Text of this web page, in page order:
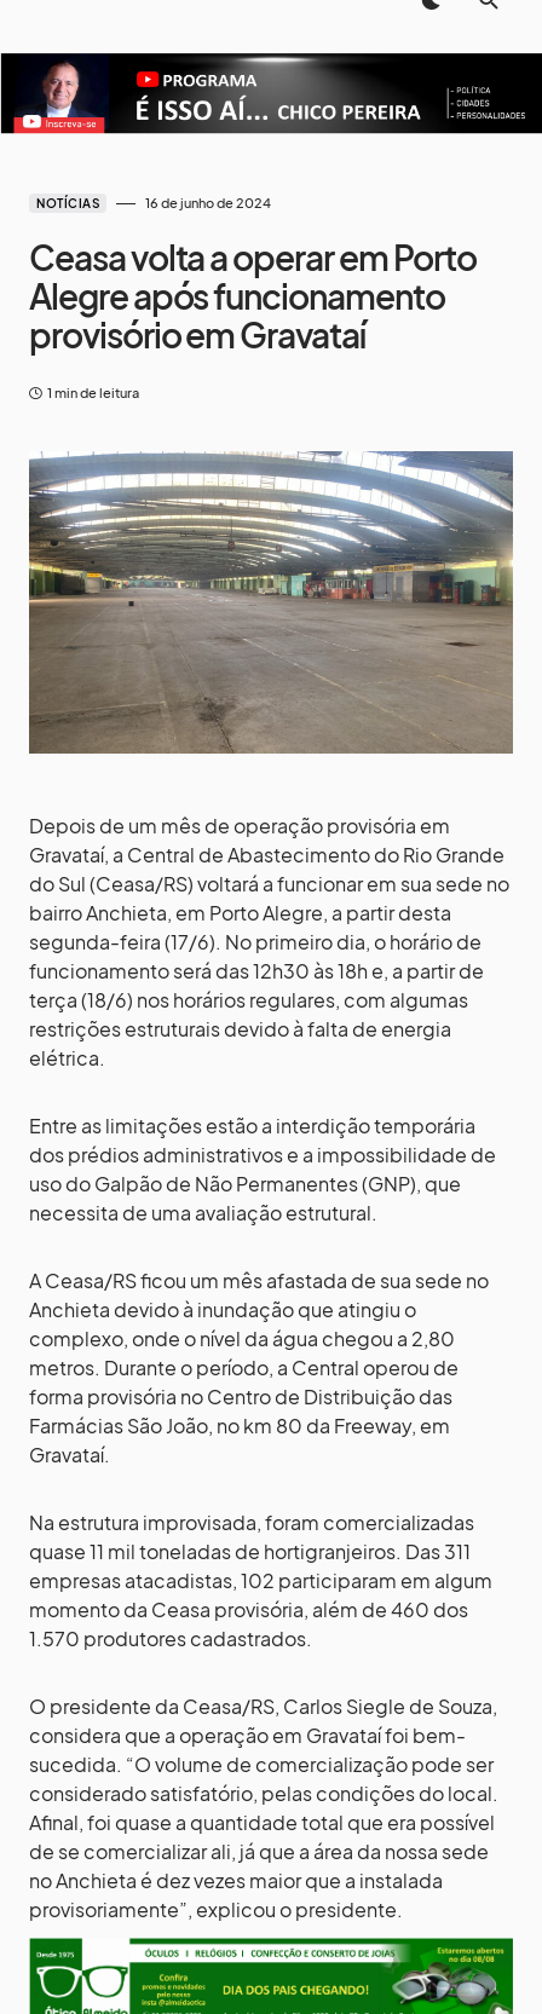
NOTÍCIAS 16 de junho de 2024
Ceasa volta a operar em Porto
Alegre após funcionamento
provisório em Gravataí
1 min de leitura
Depois de um mês de operação provisória em
Gravataí, a Central de Abastecimento do Rio Grande
do Sul (Ceasa/RS) voltará a funcionar em sua sede no
bairro Anchieta, em Porto Alegre, a partir desta
segunda-feira (17/6). No primeiro dia, o horário de
funcionamento será das 12h30 às 18h e, a partir de
terça (18/6) nos horários regulares, com algumas
restrições estruturais devido à falta de energia
elétrica.
Entre as limitações estão a interdição temporária
dos prédios administrativos e a impossibilidade de
uso do Galpão de Não Permanentes (GNP), que
necessita de uma avaliação estrutural.
A Ceasa/RS ficou um mês afastada de sua sede no
Anchieta devido à inundação que atingiu o
complexo, onde o nível da água chegou a 2,80
metros. Durante o período, a Central operou de
forma provisória no Centro de Distribuição das
Farmácias São João, no km 80 da Freeway, em
Gravataí.
Na estrutura improvisada, foram comercializadas
quase 11 mil toneladas de hortigranjeiros. Das 311
empresas atacadistas, 102 participaram em algum
momento da Ceasa provisória, além de 460 dos
1.570 produtores cadastrados.
O presidente da Ceasa/RS, Carlos Siegle de Souza,
considera que a operação em Gravataí foi bem-
sucedida. “O volume de comercialização pode ser
considerado satisfatório, pelas condições do local.
Afinal, foi quase a quantidade total que era possível
de se comercializar ali, já que a área da nossa sede
no Anchieta é dez vezes maior que a instalada
provisoriamente”, explicou o presidente.